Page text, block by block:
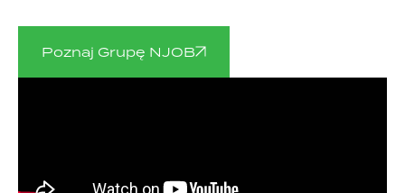
Poznaj Grupę NJOB